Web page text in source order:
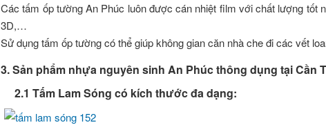
Các tấm ốp tường An Phúc luôn được cán nhiệt film với chất lượng tốt
3D,…
Sử dụng tấm ốp tường có thể giúp không gian căn nhà che đi các vết
3. Sản phẩm nhựa nguyên sinh An Phúc thông dụng tại Cần
2.1 Tấm Lam Sóng có kích thước đa dạng: